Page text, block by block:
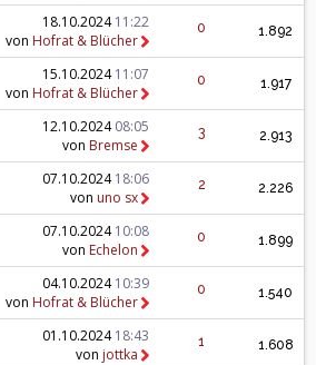
18.10.202411:22
von Hofrat & Blücher
0 1.892
15.10.202411:07
von Hofrat & Blücher
0 1.917
12.10.202408:05
von Bremse
3 2.913
07.10.202418:06
von uno sx
2 2.226
07.10.202410:08
von Echelon
0 1.899
04.10.202410:39
von Hofrat & Blücher
0 1.540
01.10.202418:43
von jottka
1 1.608